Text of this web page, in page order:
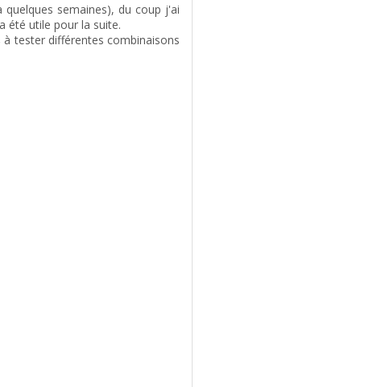
semaines), du coup j'ai
été utile pour la suite.
tester différentes combinaisons